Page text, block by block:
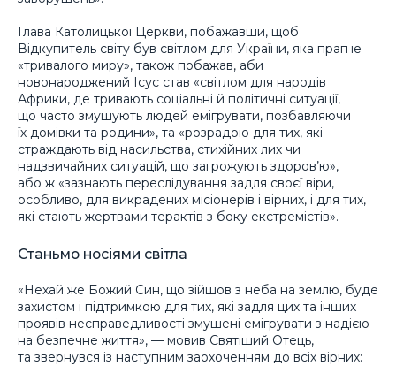
Глава Католицької Церкви, побажавши, щоб
Відкупитель світу був світлом для України, яка прагне
«тривалого миру», також побажав, аби
новонароджений Ісус став «світлом для народів
Африки, де тривають соціальні й політичні ситуації,
що часто змушують людей емігрувати, позбавляючи
їх домівки та родини», та «розрадою для тих, які
страждають від насильства, стихійних лих чи
надзвичайних ситуацій, що загрожують здоров’ю»,
або ж «зазнають переслідування задля своєї віри,
особливо, для викрадених місіонерів і вірних, і для тих,
які стають жертвами терактів з боку екстремістів».
Станьмо носіями світла
«Нехай же Божий Син, що зійшов з неба на землю, буде
захистом і підтримкою для тих, які задля цих та інших
проявів несправедливості змушені емігрувати з надією
на безпечне життя», — мовив Святіший Отець,
та звернувся із наступним заохоченням до всіх вірних: